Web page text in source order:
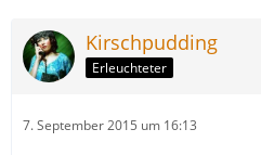
Kirschpudding
Erleuchteter
7. September 2015 um 16:13